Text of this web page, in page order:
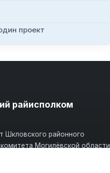
проект
райисполком
Шкловского районного
Могилёвской области